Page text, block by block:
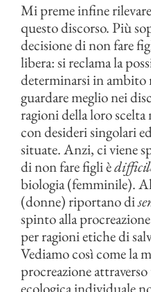
Mi preme infine
questo discorso. Più
decisione di non fare
libera: si reclama la
determinarsi in
guardare meglio nei
ragioni della loro scelta
con desideri singolari
situate. Anzi, ci viene
di non fare figli è
biologia (femminile).
(donne) riportano di
spinto alla
per ragioni etiche di
Vediamo così come la
procreazione